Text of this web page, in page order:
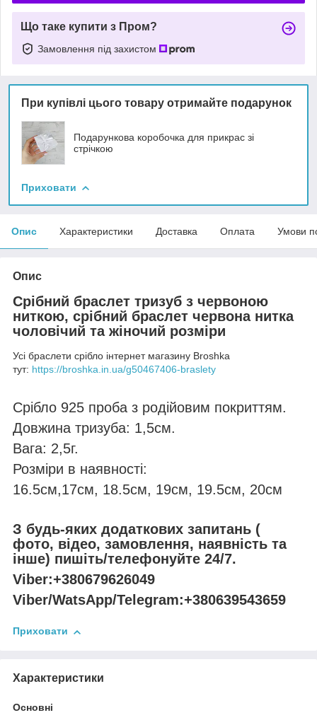
Що таке купити з Пром?
Замовлення під захистом
При купівлі цього товару отримайте подарунок
Подарункова коробочка для прикрас зі
стрічкою
Приховати
Опис Характеристики Доставка Оплата Умови
Опис
Срібний браслет тризуб з червоною
ниткою, срібний браслет червона нитка
чоловічий та жіночий розміри
Усі браслети срібло інтернет магазину Broshka
тут: https://broshka.in.ua/g50467406-braslety
Срібло 925 проба з родійовим покриттям.
Довжина тризуба: 1,5см.
Вага: 2,5г.
Розміри в наявності:
16.5см,17см, 18.5см, 19см, 19.5см, 20см
З будь-яких додаткових запитань (
фото, відео, замовлення, наявність та
інше) пишіть/телефонуйте 24/7.
Viber:+380679626049
Viber/WatsApp/Telegram:+380639543659
Приховати
Характеристики
Основні